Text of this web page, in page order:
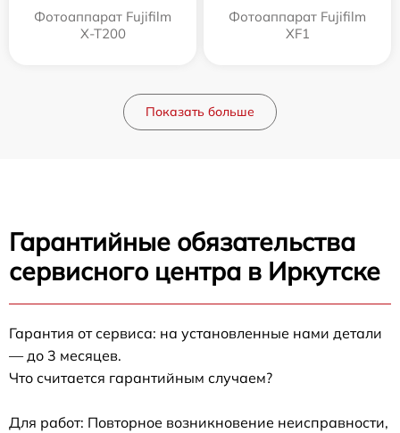
Фотоаппарат Fujifilm
X-T200
Фотоаппарат Fujifilm
XF1
Показать больше
Гарантийные обязательства
сервисного центра в Иркутске
Гарантия от сервиса: на установленные нами детали
— до 3 месяцев.
Что считается гарантийным случаем?
Для работ: Повторное возникновение неисправности,